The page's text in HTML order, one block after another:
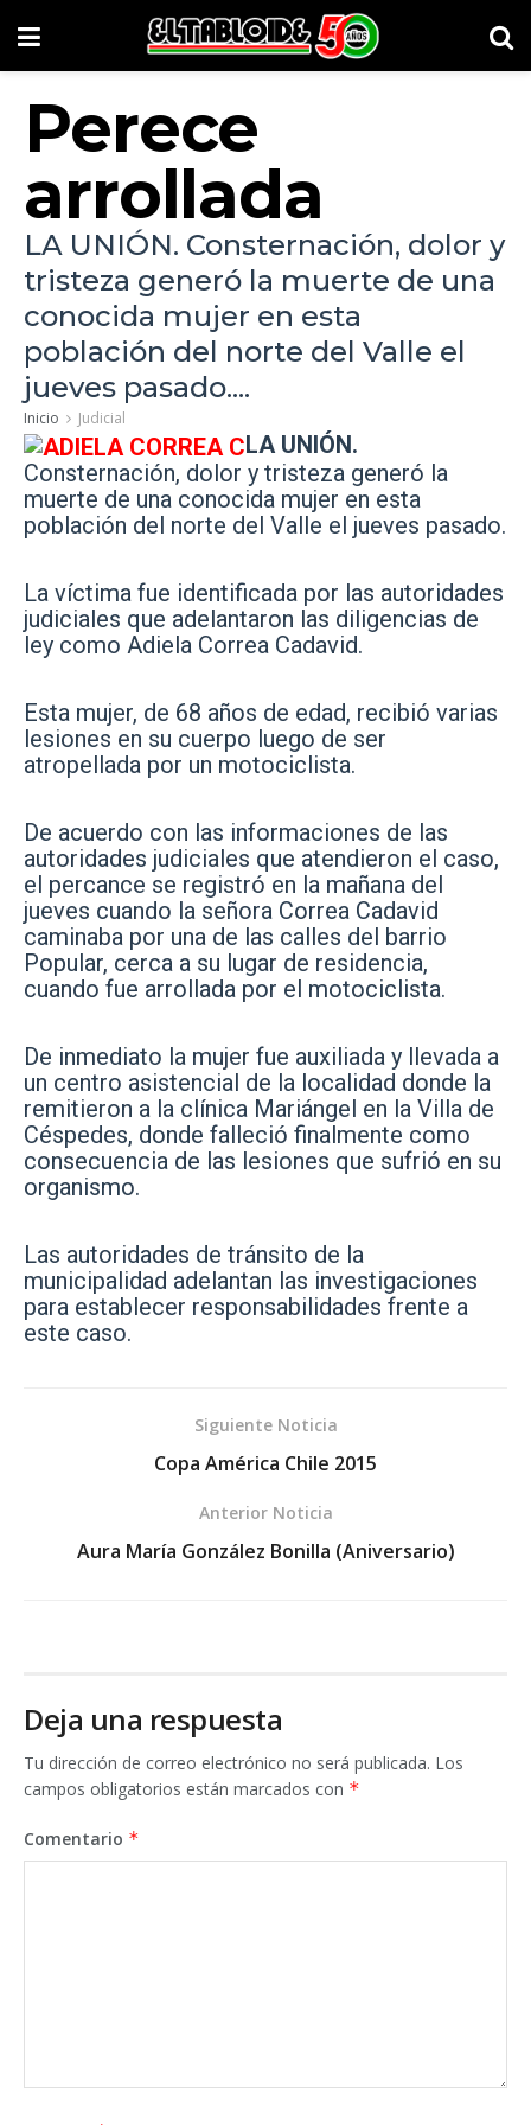
Perece
arrollada
LA UNIÓN. Consternación, dolor y
tristeza generó la muerte de una
conocida mujer en esta
población del norte del Valle el
jueves pasado....
Inicio Judicial
LA UNIÓN.
Consternación, dolor y tristeza generó la
muerte de una conocida mujer en esta
población del norte del Valle el jueves pasado.
La víctima fue identificada por las autoridades
judiciales que adelantaron las diligencias de
ley como Adiela Correa Cadavid.
Esta mujer, de 68 años de edad, recibió varias
lesiones en su cuerpo luego de ser
atropellada por un motociclista.
De acuerdo con las informaciones de las
autoridades judiciales que atendieron el caso,
el percance se registró en la mañana del
jueves cuando la señora Correa Cadavid
caminaba por una de las calles del barrio
Popular, cerca a su lugar de residencia,
cuando fue arrollada por el motociclista.
De inmediato la mujer fue auxiliada y llevada a
un centro asistencial de la localidad donde la
remitieron a la clínica Mariángel en la Villa de
Céspedes, donde falleció finalmente como
consecuencia de las lesiones que sufrió en su
organismo.
Las autoridades de tránsito de la
municipalidad adelantan las investigaciones
para establecer responsabilidades frente a
este caso.
Siguiente Noticia
Copa América Chile 2015
Anterior Noticia
Aura María González Bonilla (Aniversario)
Deja una respuesta
Tu dirección de correo electrónico no será publicada. Los
campos obligatorios están marcados con *
Comentario *